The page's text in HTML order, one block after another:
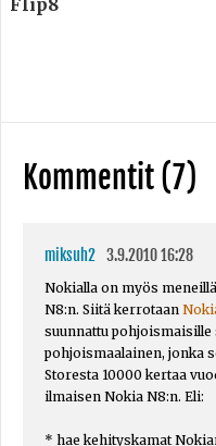
Kommentit (7)
miksuh2 3.9.2010 16:28
Nokialla on myös
N8:n. Siitä kerrotaan
suunnattu
pohjoismaalainen, jonka
Storesta 10000 kertaa
ilmaisen Nokia N8:n. Eli:
* hae kehityskamat